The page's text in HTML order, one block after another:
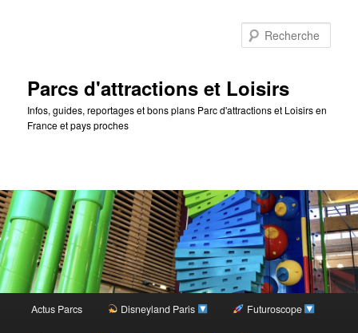
Parcs d'attractions et Loisirs
Infos, guides, reportages et bons plans Parc d'attractions et Loisirs en
France et pays proches
Menu
Aller
Actus Parcs Disneyland Paris Futuroscope